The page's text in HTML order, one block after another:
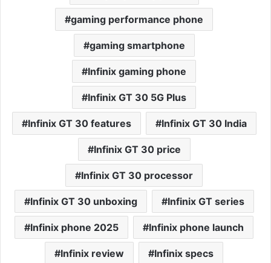
gaming performance phone
gaming smartphone
Infinix gaming phone
Infinix GT 30 5G Plus
Infinix GT 30 features Infinix GT 30 India
Infinix GT 30 price
Infinix GT 30 processor
Infinix GT 30 unboxing Infinix GT series
Infinix phone 2025 Infinix phone launch
Infinix review Infinix specs